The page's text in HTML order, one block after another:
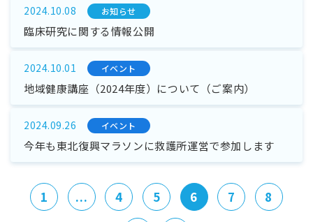
2024.10.08 お知らせ
臨床研究に関する情報公開
2024.10.01 イベント
地域健康講座（2024年度）について（ご案内）
2024.09.26 イベント
今年も東北復興マラソンに救護所運営で参加します
1 ... 4 5 6 7
8